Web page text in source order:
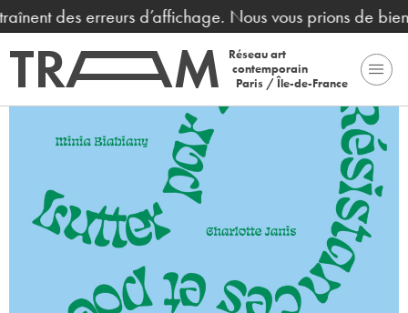
des erreurs d’affichage. Nous vous prions de
Réseau art
contemporain
Paris / Île-de-France